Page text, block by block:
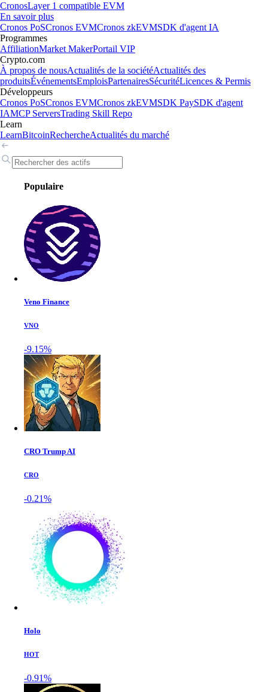
CronosLayer 1 compatible EVM
En savoir plus
Cronos PoSCronos EVMCronos zkEVMSDK d'agent IA
Programmes
AffiliationMarket MakerPortail VIP
Crypto.com
À propos de nousActualités de la sociétéActualités des
produitsÉvénementsEmploisPartenairesSécuritéLicences & Permis
Développeurs
Cronos PoSCronos EVMCronos zkEVMSDK PaySDK d'agent
IAMCP ServersTrading Skill Repo
Learn
LearnBitcoinRechercheActualités du marché
Populaire
Veno Finance
VNO
-9.15%
CRO Trump AI
CRO
-0.21%
Holo
HOT
-0.91%